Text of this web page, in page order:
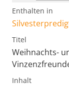
Enthalten in
Titel
Weihnachts-
Inhalt